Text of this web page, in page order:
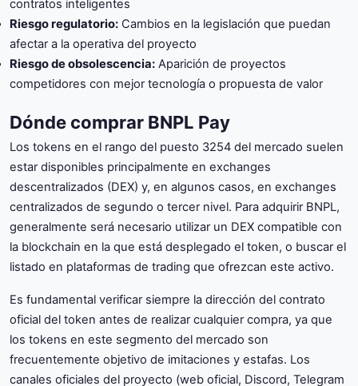
contratos inteligentes
Riesgo regulatorio: Cambios en la legislación que puedan
afectar a la operativa del proyecto
Riesgo de obsolescencia: Aparición de proyectos
competidores con mejor tecnología o propuesta de valor
Dónde comprar BNPL Pay
Los tokens en el rango del puesto 3254 del mercado suelen
estar disponibles principalmente en exchanges
descentralizados (DEX) y, en algunos casos, en exchanges
centralizados de segundo o tercer nivel. Para adquirir BNPL,
generalmente será necesario utilizar un DEX compatible con
la blockchain en la que está desplegado el token, o buscar el
listado en plataformas de trading que ofrezcan este activo.
Es fundamental verificar siempre la dirección del contrato
oficial del token antes de realizar cualquier compra, ya que
los tokens en este segmento del mercado son
frecuentemente objetivo de imitaciones y estafas. Los
canales oficiales del proyecto (web oficial, Discord, Telegram